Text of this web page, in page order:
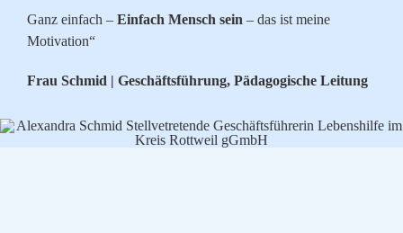
Ganz einfach – Einfach Mensch sein – das ist meine
Motivation“
Frau Schmid | Geschäftsführung, Pädagogische Leitung